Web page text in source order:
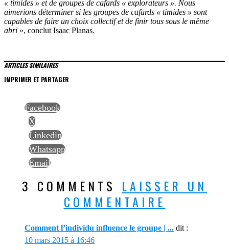
« timides » et de groupes de cafards « explorateurs ». Nous
aimerions déterminer si les groupes de cafards « timides » sont
capables de faire un choix collectif et de finir tous sous le même
abri », conclut Isaac Planas.
ARTICLES SIMILAIRES
IMPRIMER ET PARTAGER
Facebook
X
Linkedin
Whatsapp
Email
3 COMMENTS LAISSER UN
COMMENTAIRE
Comment l’individu influence le groupe | ... dit :
10 mars 2015 à 16:46